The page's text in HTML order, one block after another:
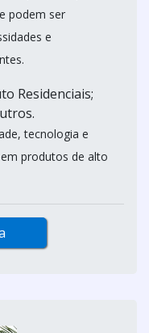
podem ser
e
Residenciais;
tecnologia e
produtos de alto